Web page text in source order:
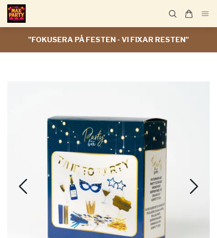
"FOKUSERA PÅ FESTEN - VI FIXAR RESTEN"